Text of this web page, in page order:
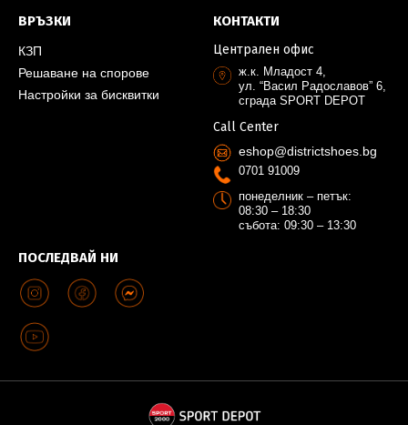
ВРЪЗКИ
КЗП
Решаване на спорове
Настройки за бисквитки
ПОСЛЕДВАЙ НИ
КОНТАКТИ
Централен офис
ж.к. Младост 4,
ул. “Васил Радославов” 6,
сграда SPORT DEPOT
Call Center
eshop@districtshoes.bg
0701 91009
понеделник – петък:
08:30 – 18:30
събота: 09:30 – 13:30